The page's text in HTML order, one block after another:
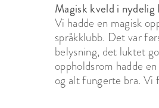
Magisk kveld i nydelig
Vi hadde en magisk
språkklubb. Det var
belysning, det luktet
oppholdsrom hadde
og alt fungerte bra. Vi